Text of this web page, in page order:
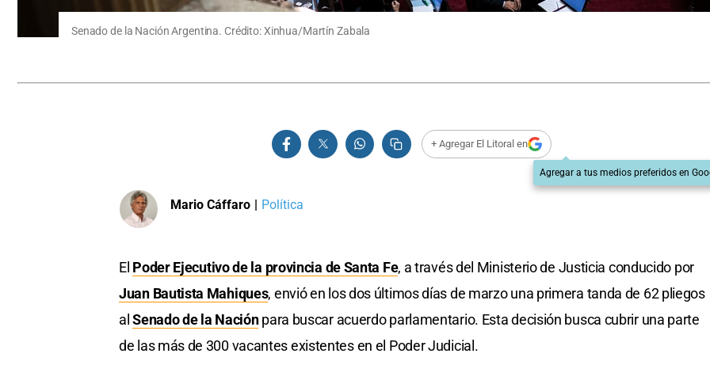
Senado de la Nación Argentina. Crédito: Xinhua/Martín Zabala
+ Agregar El Litoral en
Agregar a tus medios preferidos en
Mario Cáffaro | Política
El Poder Ejecutivo de la provincia de Santa Fe, a través del Ministerio de Justicia conducido por
Juan Bautista Mahiques, envió en los dos últimos días de marzo una primera tanda de 62 pliegos
alSenado de la Naciónpara buscar acuerdo parlamentario. Esta decisión busca cubrir una parte
de las más de 300 vacantes existentes en el Poder Judicial.